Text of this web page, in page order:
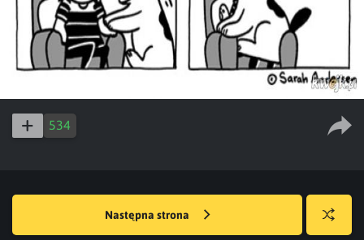
534
Następna strona